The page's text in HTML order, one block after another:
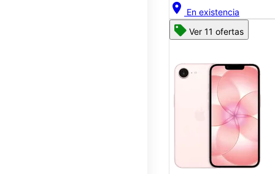
location_on En existencia
Ver 11 ofertas